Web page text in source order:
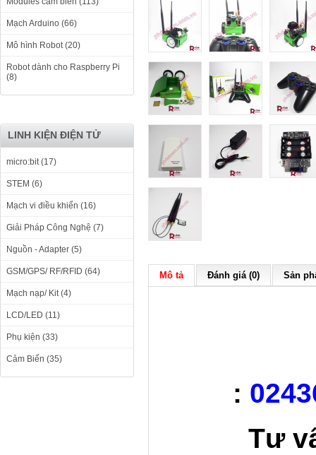
Mạch Arduino (66)
Mô hình Robot (20)
Robot dành cho Raspberry Pi
(8)
LINH KIỆN ĐIỆN TỬ
micro:bit (17)
STEM (6)
Mạch vi điều khiển (16)
Giải Pháp Công Nghệ (7)
Nguồn - Adapter (5)
GSM/GPS/ RF/RFID (64)
Mạch nạp/ Kit (4)
LCD/LED (11)
Phụ kiện (33)
Cảm Biến (35)
Mô tả Đánh giá (0) Sản
:
Tư